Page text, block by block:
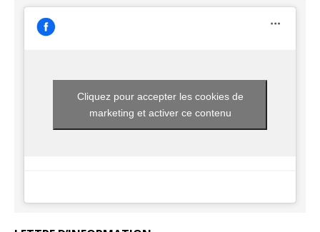
Cliquez pour accepter les cookies de
marketing et activer ce contenu